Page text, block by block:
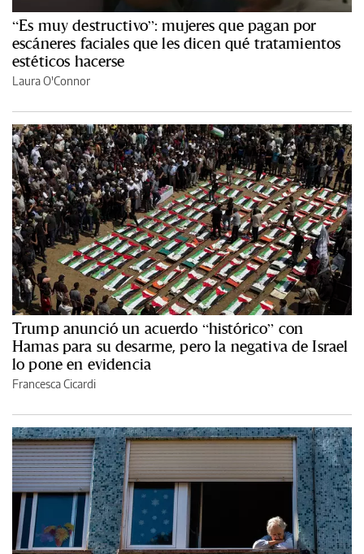
“Es muy destructivo”: mujeres que pagan por
escáneres faciales que les dicen qué tratamientos
estéticos hacerse
Laura O'Connor
Trump anunció un acuerdo “histórico” con
Hamas para su desarme, pero la negativa de Israel
lo pone en evidencia
Francesca Cicardi